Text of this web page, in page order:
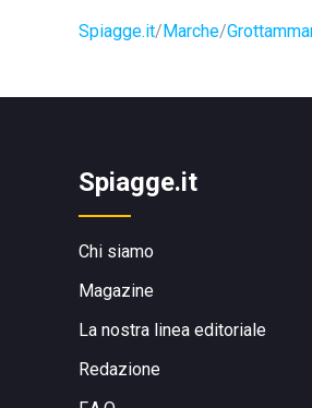
Spiagge.it Marche
Spiagge.it
Chi siamo
Magazine
La nostra linea editoriale
Redazione